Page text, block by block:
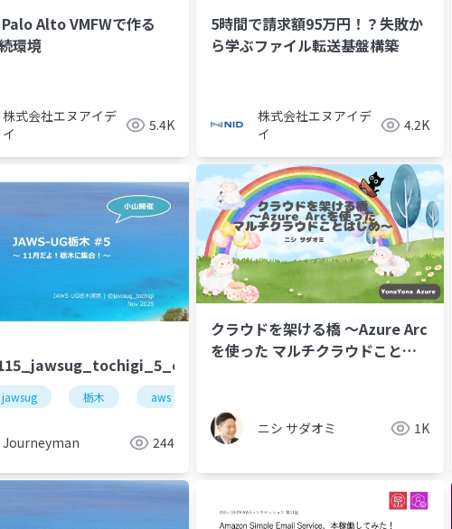
Alto VMFWで作る
環境
株式会社エヌアイデ
イ
5.4K
5時間で請求額95万円！？失敗か
ら学ぶファイル転送基盤構築
株式会社エヌアイデ
イ
4.2K
ティ
jawsug 栃木 aws
Journeyman 244
クラウドを架ける橋 〜Azure Arc
を使った マルチクラウドことは
ニシ サダオミ 1K